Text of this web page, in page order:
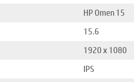
HP Omen 15
15.6
1920 x 1080
IPS